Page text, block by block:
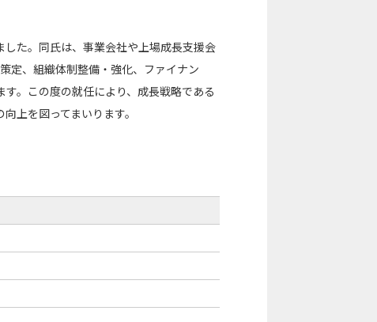
た。同氏は、事業会社や上場成長支援会
定、組織体制整備・強化、ファイナン
。この度の就任により、成長戦略である
上を図ってまいります。